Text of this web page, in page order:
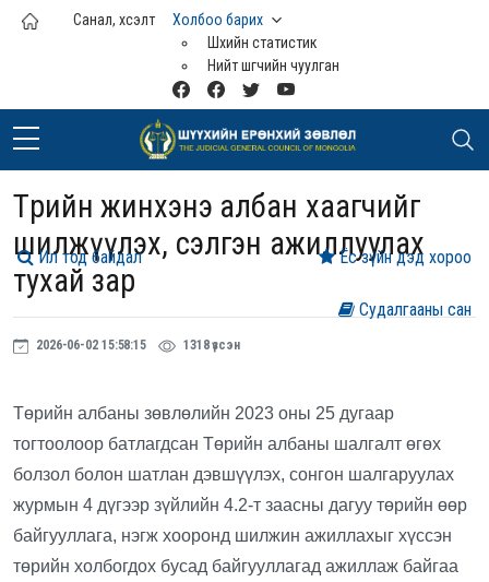
Үндсэн агуулга руу шилжих
Санал, хүсэлт
Холбоо барих
Шүүхийн статистик
Нийт шүүгчийн чуулган
Төрийн жинхэнэ албан хаагчийг
шилжүүлэх, сэлгэн ажиллуулах
тухай зар
2026-06-02 15:58:15 1318 үзсэн
Төрийн албаны зөвлөлийн 2023 оны 25 дугаар
тогтоолоор батлагдсан Төрийн албаны шалгалт өгөх
болзол болон шатлан дэвшүүлэх, сонгон шалгаруулах
журмын 4 дүгээр зүйлийн 4.2-т заасны дагуу төрийн өөр
байгууллага, нэгж хооронд шилжин ажиллахыг хүссэн
төрийн холбогдох бусад байгууллагад ажиллаж байгаа
Судалгааны сан
Ёс зүйн дэд хороо
Ил тод байдал